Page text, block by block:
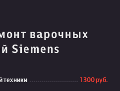
варочных
Siemens
техники 1 300 руб.